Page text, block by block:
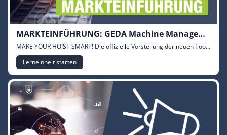
MARKTEINFÜHRUNG: GEDA Machine Management & Academy
MAKE YOUR HOIST SMART! Die offizielle Vorstellung der neuen Tools GEDA Machine Management und GEDA Academy.
Lerneinheit starten